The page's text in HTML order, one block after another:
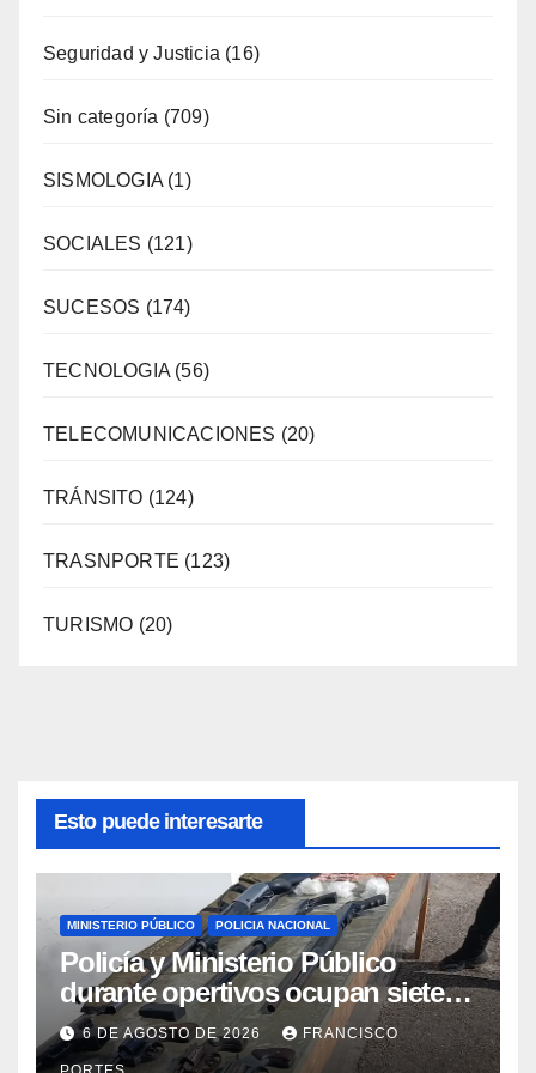
Seguridad y Justicia (16)
Sin categoría (709)
SISMOLOGIA (1)
SOCIALES (121)
SUCESOS (174)
TECNOLOGIA (56)
TELECOMUNICACIONES (20)
TRÁNSITO (124)
TRASNPORTE (123)
TURISMO (20)
Esto puede interesarte
MINISTERIO PÚBLICO POLICIA NACIONAL
Policía y Ministerio Público
durante opertivos ocupan siete
armas de fuego, presunta
cocaína y recuperan motocicleta
6 DE AGOSTO DE 2026 FRANCISCO